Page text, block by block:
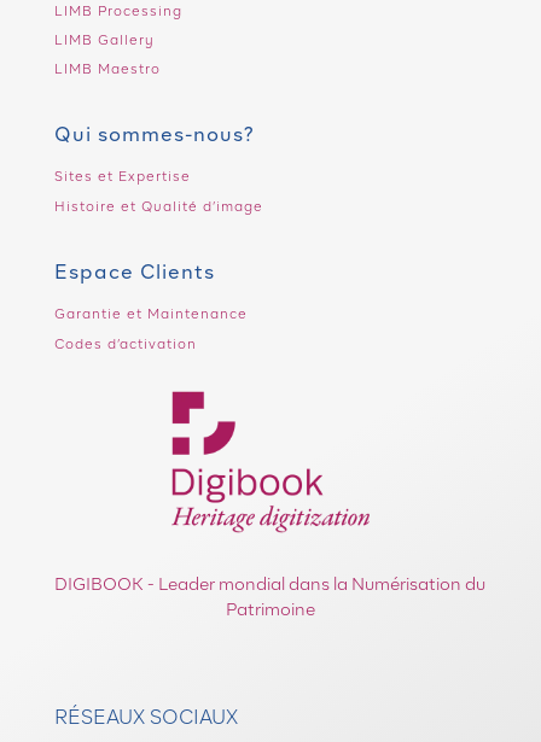
LIMB Processing
LIMB Gallery
LIMB Maestro
Qui sommes-nous?
Sites et Expertise
Histoire et Qualité d’image
Espace Clients
Garantie et Maintenance
Codes d’activation
DIGIBOOK - Leader mondial dans la Numérisation du
Patrimoine
RÉSEAUX SOCIAUX